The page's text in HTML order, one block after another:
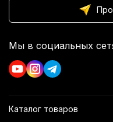
Мы в социальных
Каталог товаров